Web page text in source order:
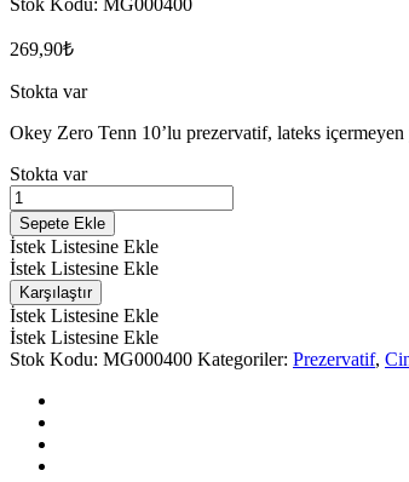
269,90₺
Stokta var
Okey Zero Tenn 10’lu prezervatif, lateks
Stokta var
OKEY
Zero
Tenn
Prezervatif
8'li
miktarı
Sepete Ekle
İstek Listesine Ekle
İstek Listesine Ekle
Karşılaştır
İstek Listesine Ekle
İstek Listesine Ekle
Stok Kodu: MG000400 Kategoriler: Prezervatif,